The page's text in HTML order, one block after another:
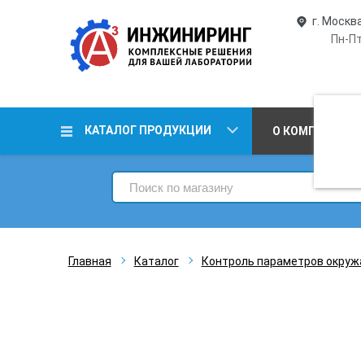
г.
Пн-
КАТАЛОГ ПРОДУКЦИИ О КОМПАНИИ
Главная Каталог Контроль параметров